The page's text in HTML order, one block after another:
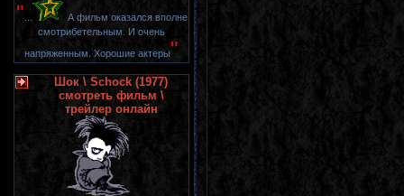
"
А фильм оказался вполне
смотрибетельным. И очень
напряженным. Хорошие актеры"
Шок \ Schock (1977)
смотреть фильм \
трейлер онлайн